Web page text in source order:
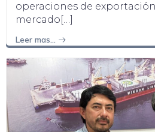
operaciones de exportación
mercado[…]
Leer mas…